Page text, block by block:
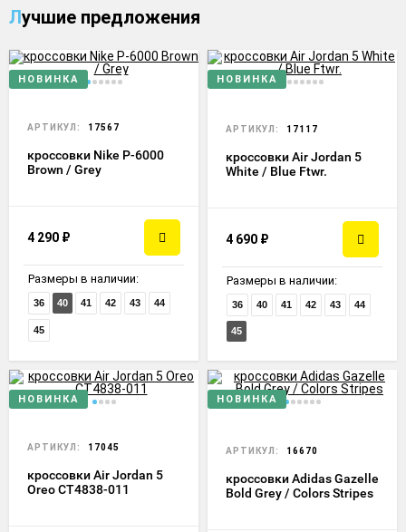
Лучшие предложения
НОВИНКА
АРТИКУЛ: 17567
кроссовки Nike P-6000
Brown / Grey
4 290 ₽
Размеры в наличии:
36 40 41 42 43 44
45
НОВИНКА
АРТИКУЛ: 17117
кроссовки Air Jordan 5
White / Blue Ftwr.
4 690 ₽
Размеры в наличии:
36 40 41 42 43 44
45
НОВИНКА
АРТИКУЛ: 17045
кроссовки Air Jordan 5
Oreo CT4838-011
НОВИНКА
АРТИКУЛ: 16670
кроссовки Adidas Gazelle
Bold Grey / Colors Stripes